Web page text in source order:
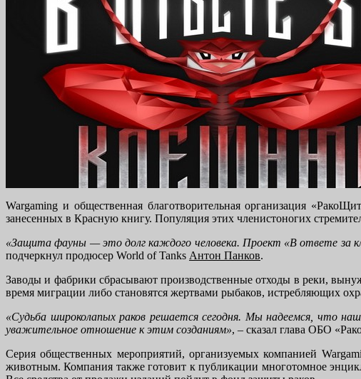
Wargaming и общественная благотворительная организация
занесенных в Красную книгу. Популяция этих членистоногих
«Защита фауны — это долг каждого человека. Проект «В ответе за
подчеркнул продюсер World of Tanks Антон Панков.
Заводы и фабрики сбрасывают производственные отходы в реки,
время миграции либо становятся жертвами рыбаков, истребляющих
«Судьба широколапых раков решается сегодня. Мы надеемся, что
уважительное отношение к этим созданиям», – сказал глава ОБО
Серия общественных мероприятий, организуемых компанией
животным. Компания также готовит к публикации многотомное